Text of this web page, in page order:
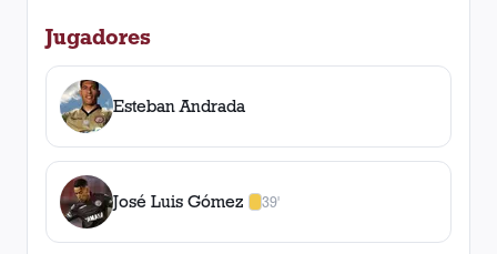
Jugadores
Esteban Andrada
José Luis Gómez 39'
1amarilla